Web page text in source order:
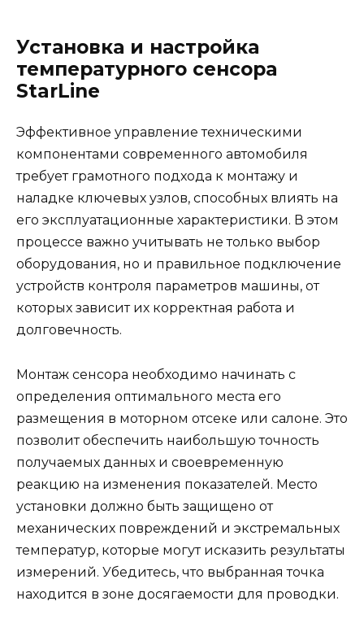
Установка и настройка
температурного сенсора
StarLine
Эффективное управление техническими
компонентами современного автомобиля
требует грамотного подхода к монтажу и
наладке ключевых узлов, способных влиять на
его эксплуатационные характеристики. В этом
процессе важно учитывать не только выбор
оборудования, но и правильное подключение
устройств контроля параметров машины, от
которых зависит их корректная работа и
долговечность.
Монтаж сенсора необходимо начинать с
определения оптимального места его
размещения в моторном отсеке или салоне. Это
позволит обеспечить наибольшую точность
получаемых данных и своевременную
реакцию на изменения показателей. Место
установки должно быть защищено от
механических повреждений и экстремальных
температур, которые могут исказить результаты
измерений. Убедитесь, что выбранная точка
находится в зоне досягаемости для проводки.